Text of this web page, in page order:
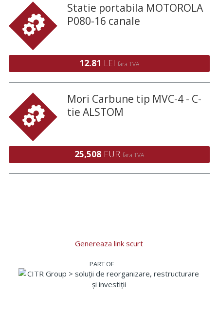
Statie portabila MOTOROLA
P080-16 canale
12.81 LEI fara TVA
Mori Carbune tip MVC-4 - C-
tie ALSTOM
25,508 EUR fara TVA
Genereaza link scurt